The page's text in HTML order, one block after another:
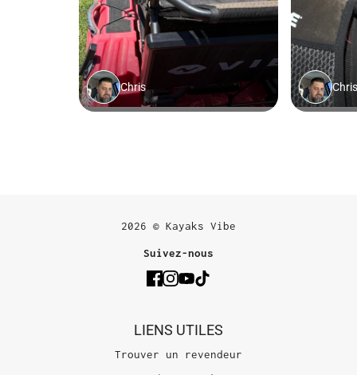
2026 © Kayaks Vibe
Suivez-nous
LIENS UTILES
Trouver un revendeur